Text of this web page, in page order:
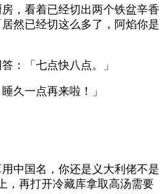
，看着已经切出两个铁盆辛香
然已经切这么多了，阿焰你是
：「七点快八点。」
久一点再来啦！」
中国名，你还是义大利佬不是
，再打开冷藏库拿取高汤需要